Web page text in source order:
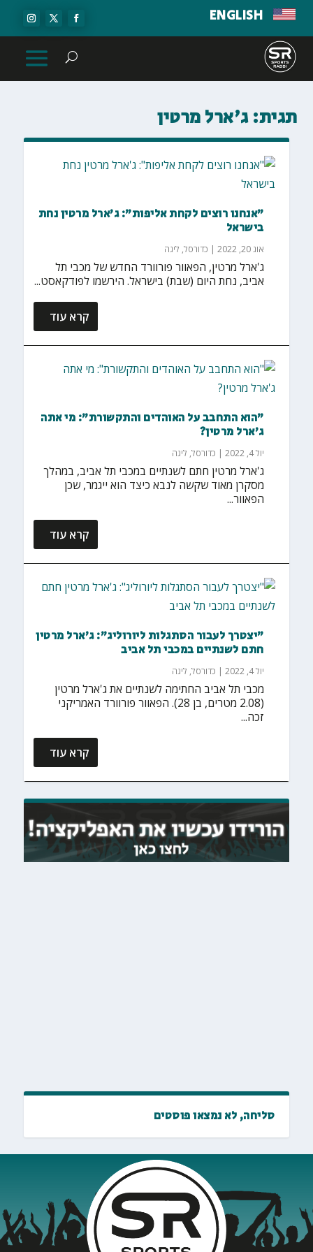
ENGLISH
תגית:ג'ארל מרטין
"אנחנו רוצים לקחת אליפות": ג'ארל מרטין נחת
בישראל
אוג 20, 2022 | כדורסל, ליגה
ג'ארל מרטין, הפאוור פורוורד החדש של מכבי תל
אביב, נחת היום (שבת) בישראל. הירשמו לפודקאסט...
קרא עוד
"הוא התחבב על האוהדים והתקשורת": מי אתה
ג'ארל מרטין?
יול 4, 2022 | כדורסל, ליגה
ג'ארל מרטין חתם לשנתיים במכבי תל אביב, במהלך
מסקרן מאוד שקשה לנבא כיצד הוא ייגמר, שכן
הפאוור...
קרא עוד
"יצטרך לעבור הסתגלות ליורוליג": ג'ארל מרטין
חתם לשנתיים במכבי תל אביב
יול 4, 2022 | כדורסל, ליגה
מכבי תל אביב החתימה לשנתיים את ג'ארל מרטין
(2.08 מטרים, בן 28). הפאוור פורוורד האמריקני
זכה...
קרא עוד
סליחה, לא נמצאו פוסטים